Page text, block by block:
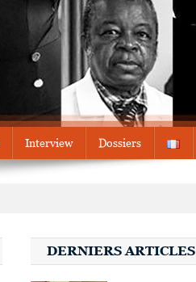
Interview Dossiers
DERNIERS ARTICLES